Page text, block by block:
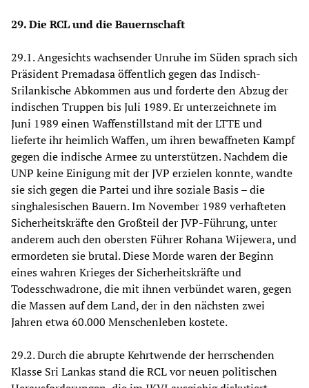
29. Die RCL und die Bauernschaft
29.1. Angesichts wachsender Unruhe im Süden sprach sich
Präsident Premadasa öffentlich gegen das Indisch-
Srilankische Abkommen aus und forderte den Abzug der
indischen Truppen bis Juli 1989. Er unterzeichnete im
Juni 1989 einen Waffenstillstand mit der LTTE und
lieferte ihr heimlich Waffen, um ihren bewaffneten Kampf
gegen die indische Armee zu unterstützen. Nachdem die
UNP keine Einigung mit der JVP erzielen konnte, wandte
sie sich gegen die Partei und ihre soziale Basis – die
singhalesischen Bauern. Im November 1989 verhafteten
Sicherheitskräfte den Großteil der JVP-Führung, unter
anderem auch den obersten Führer Rohana Wijewera, und
ermordeten sie brutal. Diese Morde waren der Beginn
eines wahren Krieges der Sicherheitskräfte und
Todesschwadrone, die mit ihnen verbündet waren, gegen
die Massen auf dem Land, der in den nächsten zwei
Jahren etwa 60.000 Menschenleben kostete.
29.2. Durch die abrupte Kehrtwende der herrschenden
Klasse Sri Lankas stand die RCL vor neuen politischen